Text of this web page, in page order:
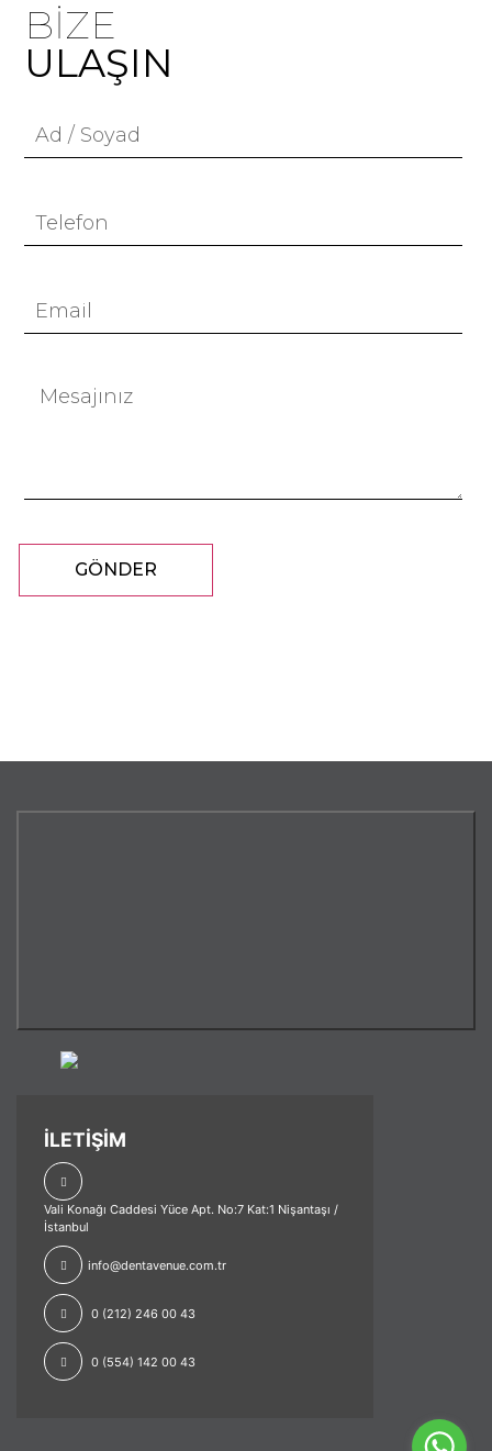
BIZE
ULAŞIN
İLETİŞİM
Vali Konağı Caddesi Yüce Apt. No:7 Kat:1 Nişantaşı /
İstanbul
info@dentavenue.com.tr
0 (212) 246 00 43
0 (554) 142 00 43